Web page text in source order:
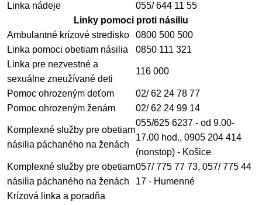
Linka nádeje
055/ 644 11 55
Linky pomoci proti násiliu
Ambulantné krízové stredisko
0800 500 500
Linka pomoci obetiam násilia
0850 111 321
Linka pre nezvestné a
sexuálne zneužívané deti
116 000
Pomoc ohrozeným deťom
02/ 62 24 78 77
Pomoc ohrozeným ženám
02/ 62 24 99 14
Komplexné služby pre obetiam
násilia páchaného na ženách
055/625 6237 - od 9.00-
17.00 hod., 0905 204 414
(nonstop) - Košice
Komplexné služby pre obetiam
násilia páchaného na ženách
057/ 775 77 73, 057/ 775 44
17 - Humenné
Krízová linka a poradňa